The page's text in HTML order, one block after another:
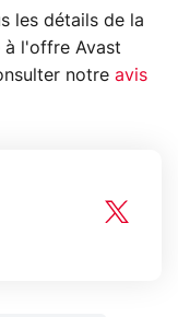
les détails de la
à l'offre Avast
notre avis